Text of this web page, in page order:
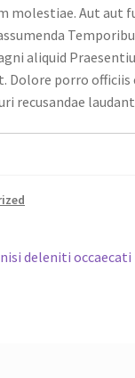
molestiae. Aut aut
aliquid
Dolore porro
recusandae
deleniti occaecati